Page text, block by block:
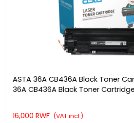
ASTA 36A CB436A Black Toner
36A CB436A Black Toner
16,000 RWF (VAT incl.)